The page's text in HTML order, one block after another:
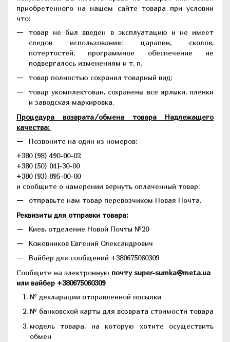
приобретенного на нашем сайте товара при условии
что:
товар не был введен в эксплуатацию и не имеет
следов использования: царапин, сколов,
потертостей, программное обеспечение не
подвергалось изменениям и т. п.
товар полностью сохранил товарный вид;
товар укомплектован, сохранены все ярлыки, пленки
и заводская маркировка.
Процедура возврата/обмена товара Надлежащего
качества:
Позвоните на один из номеров:
+380 (98) 490-00-02
+380 (50) 041-30-00
+380 (93) 895-00-00
и сообщите о намерении вернуть оплаченный товар;
отправьте нам товар перевозчиком Новая Почта.
Реквизиты для отправки товара:
Киев, отделение Новой Почты №20
Кожевников Евгений Олександрович
Вайбер для сообщений +380675060309
Сообщите на электронную почту super-sumka@meta.ua
или вайбер +380675060309
№ декларации отправленной посылки
№ банковской карты для возврата стоимости товара
модель товара, на которую хотите осуществить
обмен